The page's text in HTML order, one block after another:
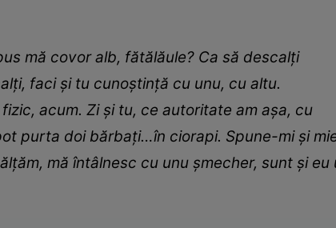
mă covor alb, fătălăule? Ca să descalți
faci și tu cunoștință cu unu, cu altu.
acum. Zi și tu, ce autoritate am așa, cu
purta doi bărbați…în ciorapi. Spune-mi și
mă întâlnesc cu unu șmecher, sunt și eu